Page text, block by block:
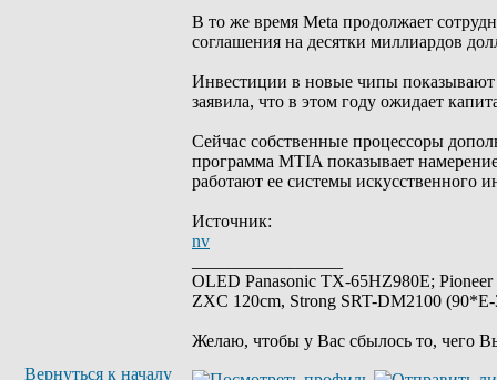
В то же время Meta продолжает
соглашения на десятки миллиардов
Инвестиции в новые чипы показывают
заявила, что в этом году ожидает
Сейчас собственные процессоры
программа MTIA показывает
работают ее системы искусственного
Источник:
nv
OLED Panasonic TX-65HZ980E;
ZXC 120cm, Strong SRT-DM2100
Желаю, чтобы у Вас сбылось то, чего
Вернуться к началу